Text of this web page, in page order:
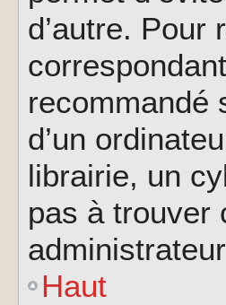
d’autre.
recommandé
d’un
librairie, un
pas à trouver
Haut